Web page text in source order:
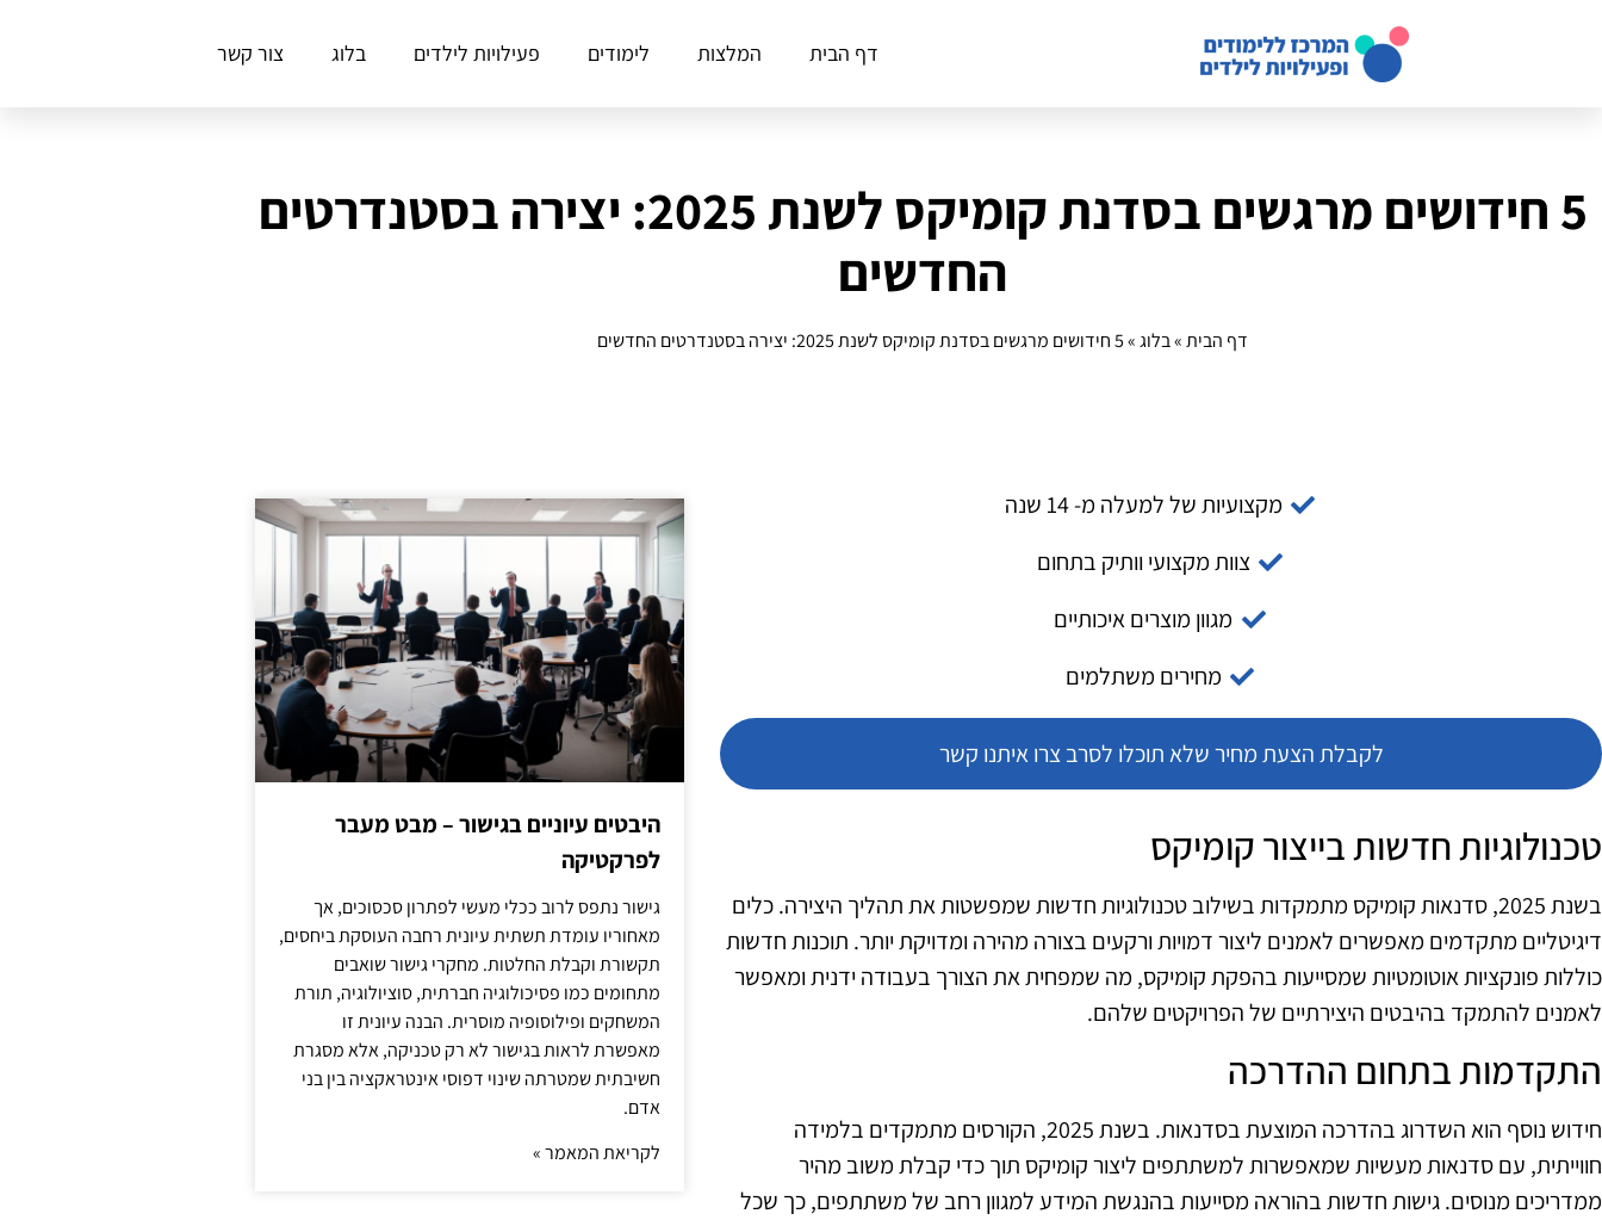
דף הבית המלצות לימודים פעילויות לילדים בלוג צור קשר
5 חידושים מרגשים בסדנת קומיקס לשנת 2025: יצירה בסטנדרטים
החדשים
דף הבית»בלוג»5 חידושים מרגשים בסדנת קומיקס לשנת 2025: יצירה בסטנדרטים החדשים
מקצועיות של למעלה מ- 14 שנה
צוות מקצועי וותיק בתחום
מגוון מוצרים איכותיים
מחירים משתלמים
לקבלת הצעת מחיר שלא תוכלו לסרב צרו איתנו קשר
טכנולוגיות חדשות בייצור קומיקס
בשנת 2025, סדנאות קומיקס מתמקדות בשילוב טכנולוגיות חדשות שמפשטות את תהליך היצירה. כלים
דיגיטליים מתקדמים מאפשרים לאמנים ליצור דמויות ורקעים בצורה מהירה ומדויקת יותר. תוכנות חדשות
כוללות פונקציות אוטומטיות שמסייעות בהפקת קומיקס, מה שמפחית את הצורך בעבודה ידנית ומאפשר
לאמנים להתמקד בהיבטים היצירתיים של הפרויקטים שלהם.
התקדמות בתחום ההדרכה
חידוש נוסף הוא השדרוג בהדרכה המוצעת בסדנאות. בשנת 2025, הקורסים מתמקדים בלמידה
חווייתית, עם סדנאות מעשיות שמאפשרות למשתתפים ליצור קומיקס תוך כדי קבלת משוב מהיר
ממדריכים מנוסים. גישות חדשות בהוראה מסייעות בהנגשת המידע למגוון רחב של משתתפים, כך שכל
היבטים עיוניים בגישור – מבט מעבר
לפרקטיקה
גישור נתפס לרוב ככלי מעשי לפתרון סכסוכים, אך
מאחוריו עומדת תשתית עיונית רחבה העוסקת ביחסים,
תקשורת וקבלת החלטות. מחקרי גישור שואבים
מתחומים כמו פסיכולוגיה חברתית, סוציולוגיה, תורת
המשחקים ופילוסופיה מוסרית. הבנה עיונית זו
מאפשרת לראות בגישור לא רק טכניקה, אלא מסגרת
חשיבתית שמטרתה שינוי דפוסי אינטראקציה בין בני
אדם.
לקריאת המאמר »